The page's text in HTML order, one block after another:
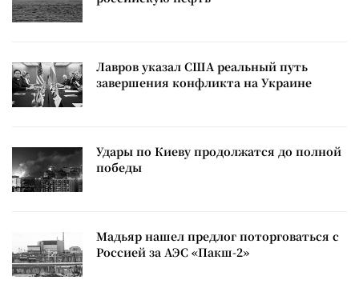
Лавров указал США реальный путь
завершения конфликта на Украине
Удары по Киеву продолжатся до полной
победы
Мадьяр нашел предлог поторговаться с
Россией за АЭС «Пакш-2»